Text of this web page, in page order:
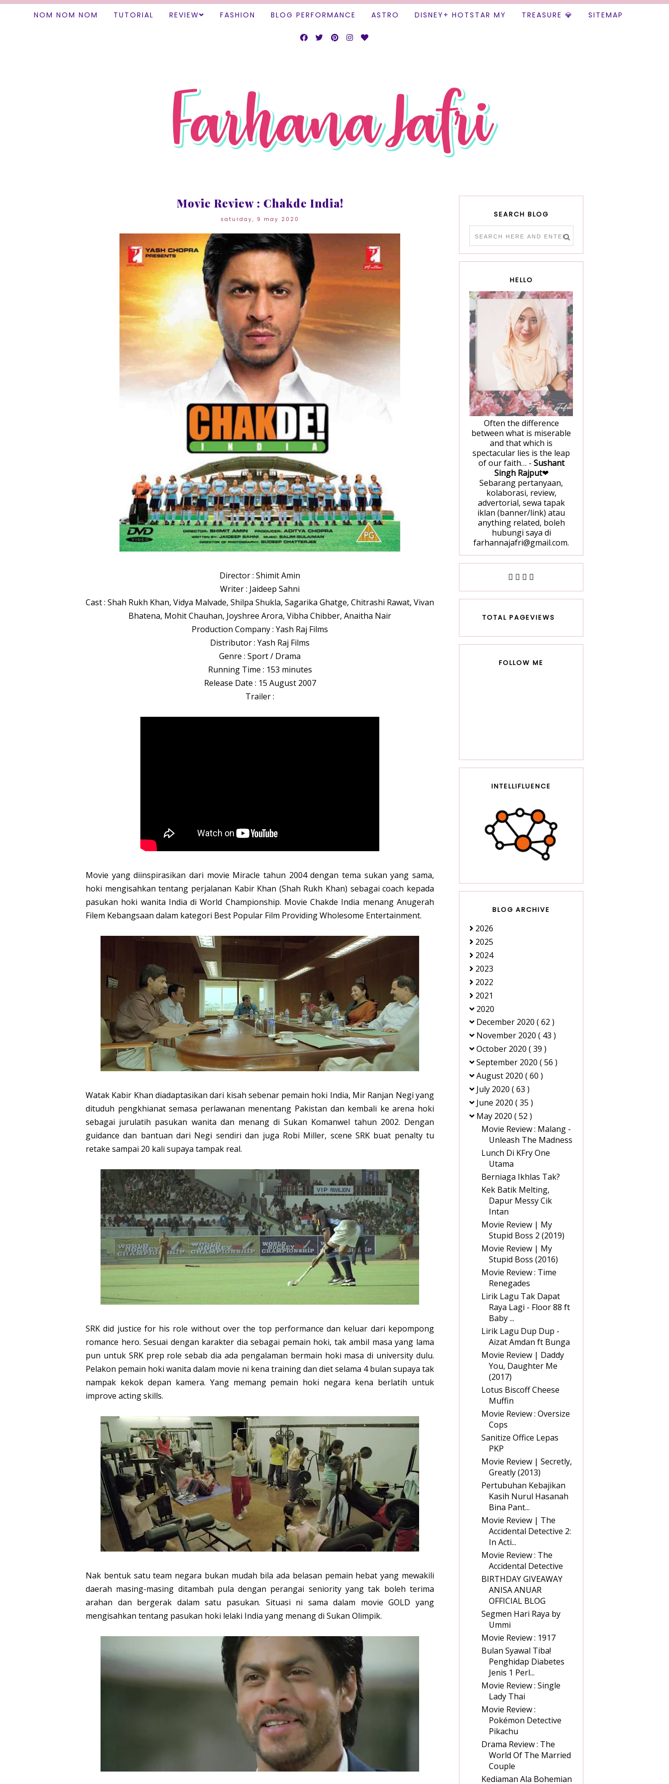
NOM NOM NOM TUTORIAL REVIEW FASHION BLOG PERFORMANCE ASTRO DISNEY+ HOTSTAR MY TREASURE 💎 SITEMAP
Movie Review : Chakde India!
saturday, 9 may 2020
Director : Shimit Amin
Writer : Jaideep Sahni
Cast : Shah Rukh Khan, Vidya Malvade, Shilpa Shukla, Sagarika Ghatge, Chitrashi Rawat, Vivan
Bhatena, Mohit Chauhan, Joyshree Arora, Vibha Chibber, Anaitha Nair
Production Company : Yash Raj Films
Distributor : Yash Raj Films
Genre : Sport / Drama
Running Time : 153 minutes
Release Date : 15 August 2007
Trailer :
Movie yang diinspirasikan dari movie Miracle tahun 2004 dengan tema sukan yang sama,
hoki mengisahkan tentang perjalanan Kabir Khan (Shah Rukh Khan) sebagai coach kepada
pasukan hoki wanita India di World Championship. Movie Chakde India menang Anugerah
Filem Kebangsaan dalam kategori Best Popular Film Providing Wholesome Entertainment.
Watak Kabir Khan diadaptasikan dari kisah sebenar pemain hoki India, Mir Ranjan Negi yang
dituduh pengkhianat semasa perlawanan menentang Pakistan dan kembali ke arena hoki
sebagai jurulatih pasukan wanita dan menang di Sukan Komanwel tahun 2002. Dengan
guidance dan bantuan dari Negi sendiri dan juga Robi Miller, scene SRK buat penalty tu
retake sampai 20 kali supaya tampak real.
SRK did justice for his role without over the top performance dan keluar dari kepompong
romance hero. Sesuai dengan karakter dia sebagai pemain hoki, tak ambil masa yang lama
pun untuk SRK prep role sebab dia ada pengalaman bermain hoki masa di university dulu.
Pelakon pemain hoki wanita dalam movie ni kena training dan diet selama 4 bulan supaya tak
nampak kekok depan kamera. Yang memang pemain hoki negara kena berlatih untuk
improve acting skills.
Nak bentuk satu team negara bukan mudah bila ada belasan pemain hebat yang mewakili
daerah masing-masing ditambah pula dengan perangai seniority yang tak boleh terima
arahan dan bergerak dalam satu pasukan. Situasi ni sama dalam movie GOLD yang
mengisahkan tentang pasukan hoki lelaki India yang menang di Sukan Olimpik.
SEARCH BLOG
HELLO
Often the difference
between what is miserable
and that which is
spectacular lies is the leap
of our faith… - Sushant
Singh Rajput❤
Sebarang pertanyaan,
kolaborasi, review,
advertorial, sewa tapak
iklan (banner/link) atau
anything related, boleh
hubungi saya di
farhannajafri@gmail.com.
TOTAL PAGEVIEWS
FOLLOW ME
INTELLIFLUENCE
BLOG ARCHIVE
2026
2025
2024
2023
2022
2021
2020
December 2020 ( 62 )
November 2020 ( 43 )
October 2020 ( 39 )
September 2020 ( 56 )
August 2020 ( 60 )
July 2020 ( 63 )
June 2020 ( 35 )
May 2020 ( 52 )
Movie Review : Malang -
Unleash The Madness
Lunch Di KFry One
Utama
Berniaga Ikhlas Tak?
Kek Batik Melting,
Dapur Messy Cik
Intan
Movie Review | My
Stupid Boss 2 (2019)
Movie Review | My
Stupid Boss (2016)
Movie Review : Time
Renegades
Lirik Lagu Tak Dapat
Raya Lagi - Floor 88 ft
Baby ...
Lirik Lagu Dup Dup -
Aizat Amdan ft Bunga
Movie Review | Daddy
You, Daughter Me
(2017)
Lotus Biscoff Cheese
Muffin
Movie Review : Oversize
Cops
Sanitize Office Lepas
PKP
Movie Review | Secretly,
Greatly (2013)
Pertubuhan Kebajikan
Kasih Nurul Hasanah
Bina Pant...
Movie Review | The
Accidental Detective 2:
In Acti...
Movie Review : The
Accidental Detective
BIRTHDAY GIVEAWAY
ANISA ANUAR
OFFICIAL BLOG
Segmen Hari Raya by
Ummi
Movie Review : 1917
Bulan Syawal Tiba!
Penghidap Diabetes
Jenis 1 Perl...
Movie Review : Single
Lady Thai
Movie Review :
Pokémon Detective
Pikachu
Drama Review : The
World Of The Married
Couple
Kediaman Ala Bohemian